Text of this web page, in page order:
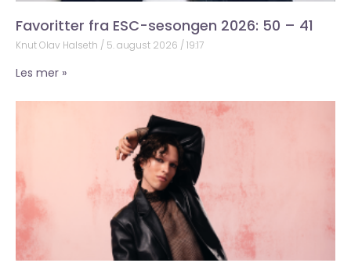
Favoritter fra ESC-sesongen 2026: 50 – 41
Knut Olav Halseth 5. august 2026 19:17
Les mer »